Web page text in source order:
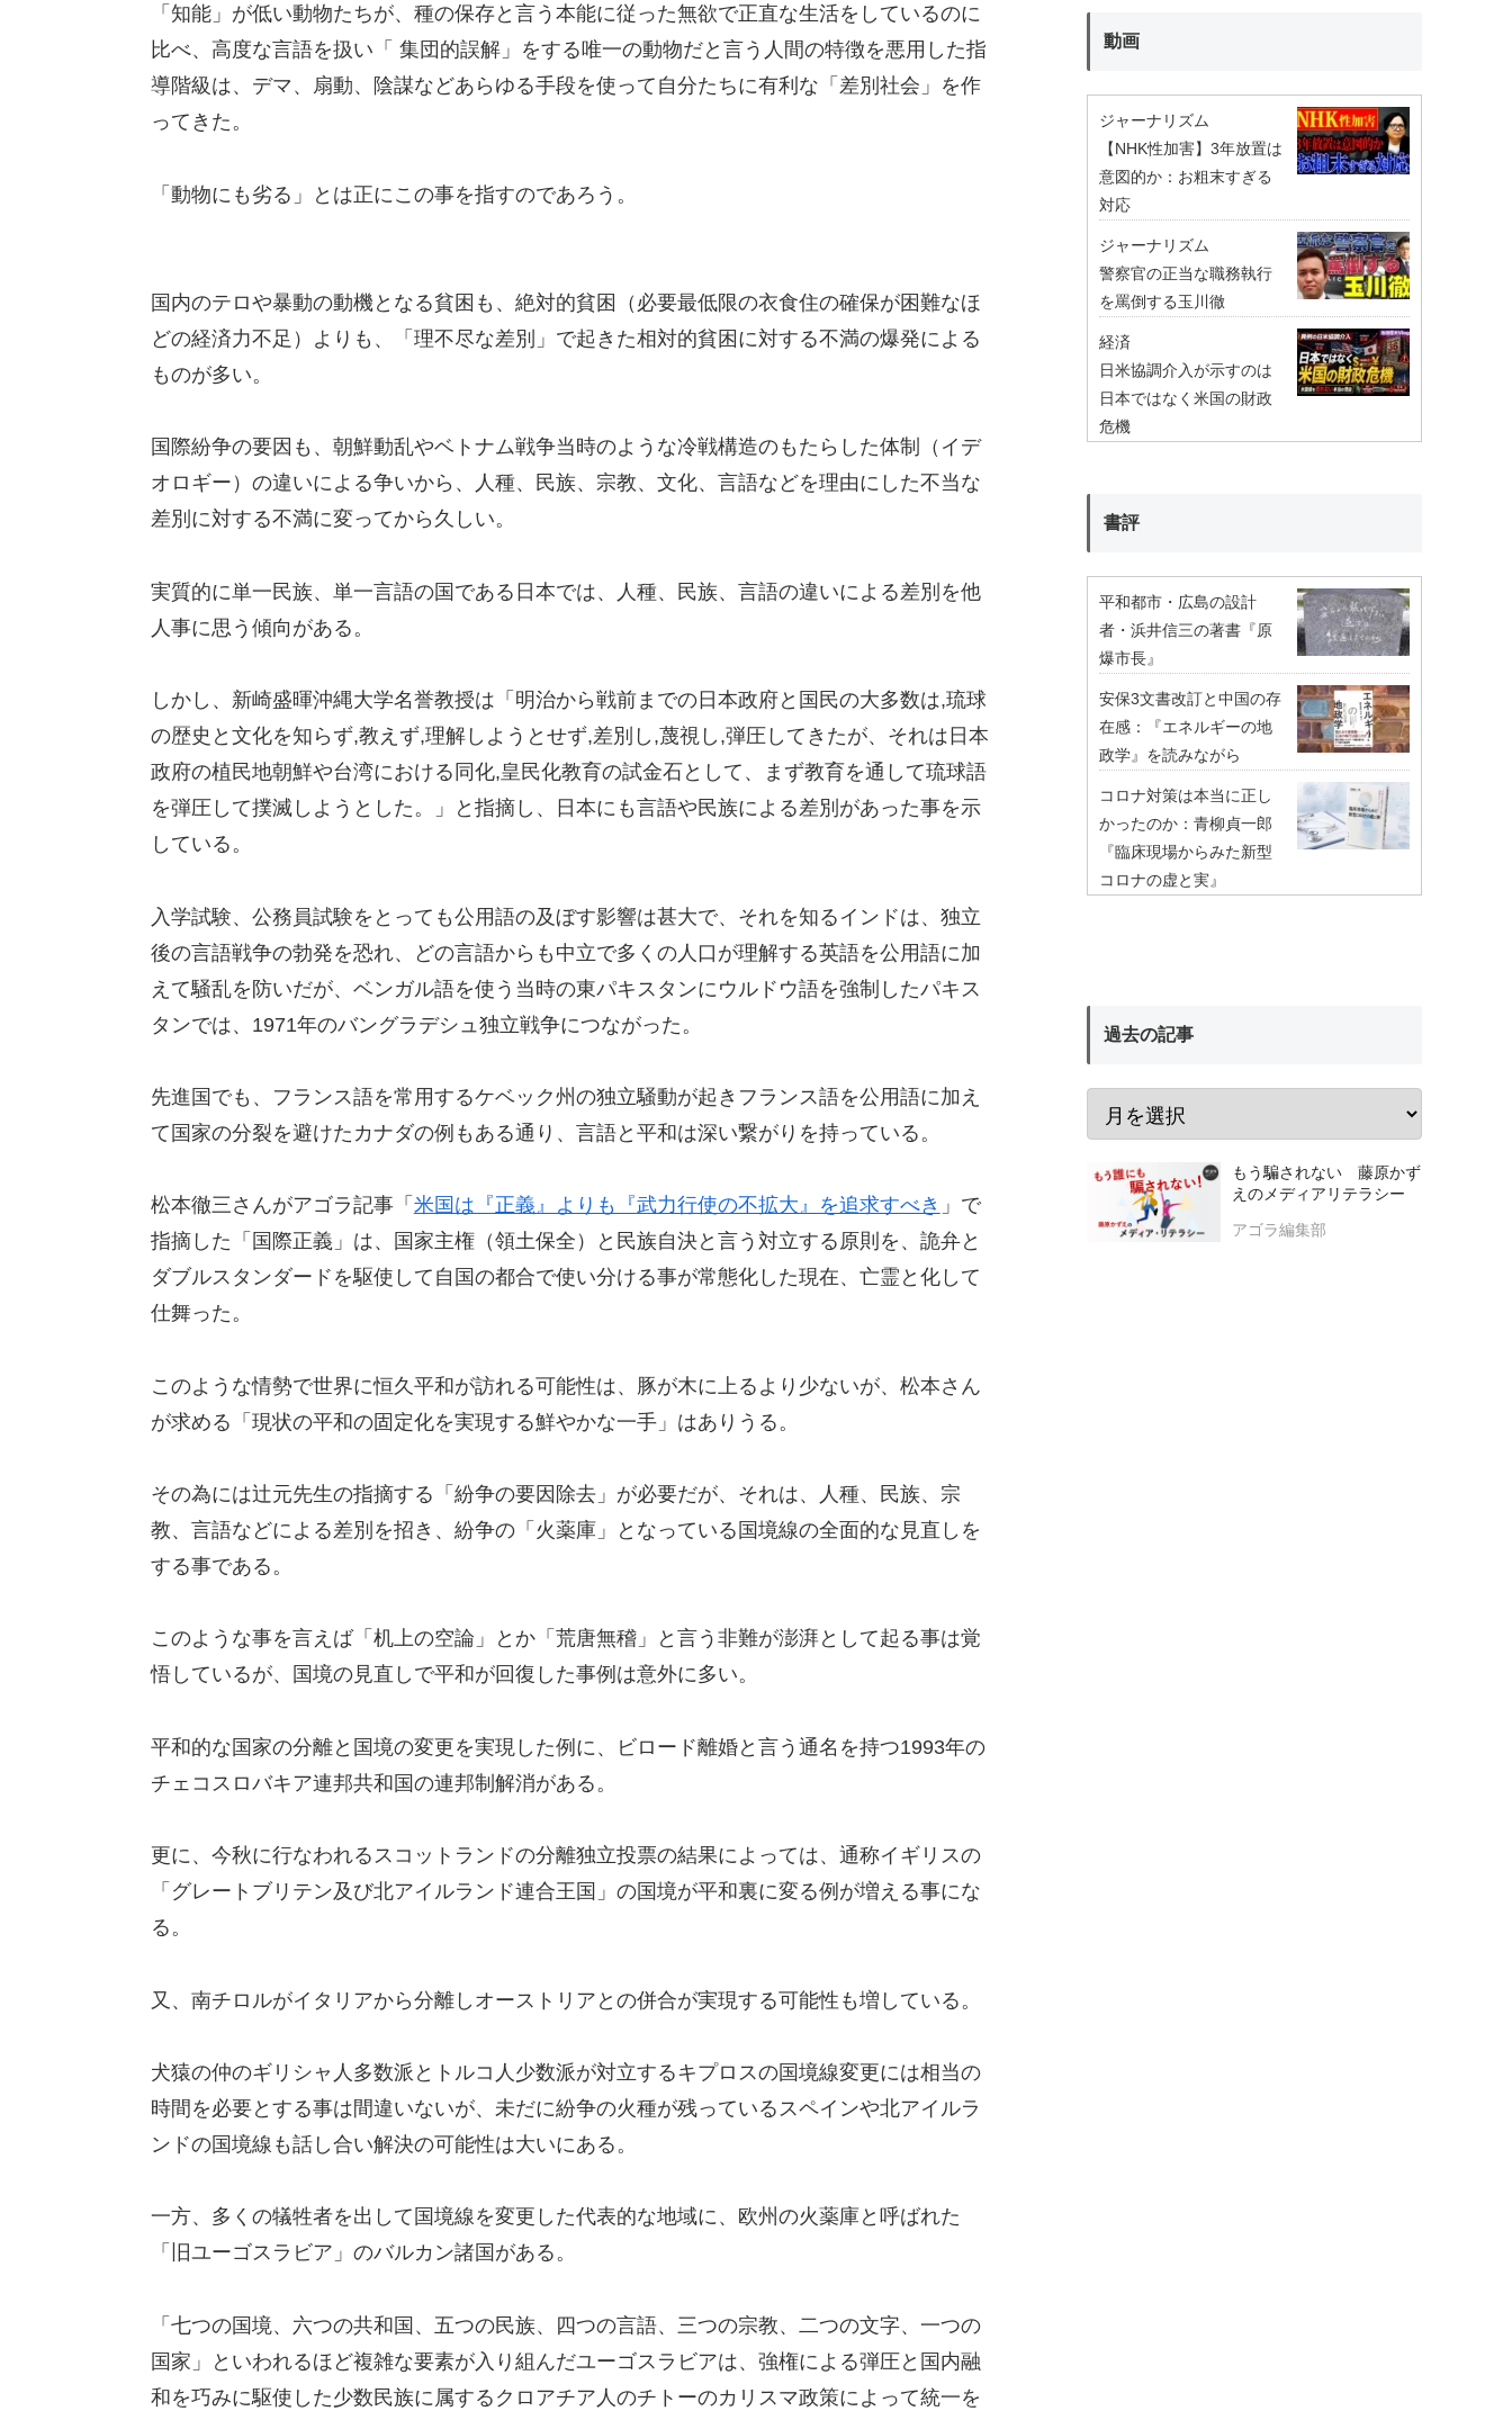
「知能」が低い動物たちが、種の保存と言う本能に従った無欲で正直な生活をしているのに
比べ、高度な言語を扱い「 集団的誤解」をする唯一の動物だと言う人間の特徴を悪用した指
導階級は、デマ、扇動、陰謀などあらゆる手段を使って自分たちに有利な「差別社会」を作
ってきた。
「動物にも劣る」とは正にこの事を指すのであろう。
国内のテロや暴動の動機となる貧困も、絶対的貧困（必要最低限の衣食住の確保が困難なほ
どの経済力不足）よりも、「理不尽な差別」で起きた相対的貧困に対する不満の爆発による
ものが多い。
国際紛争の要因も、朝鮮動乱やベトナム戦争当時のような冷戦構造のもたらした体制（イデ
オロギー）の違いによる争いから、人種、民族、宗教、文化、言語などを理由にした不当な
差別に対する不満に変ってから久しい。
実質的に単一民族、単一言語の国である日本では、人種、民族、言語の違いによる差別を他
人事に思う傾向がある。
しかし、新崎盛暉沖縄大学名誉教授は「明治から戦前までの日本政府と国民の大多数は,琉球
の歴史と文化を知らず,教えず,理解しようとせず,差別し,蔑視し,弾圧してきたが、それは日本
政府の植民地朝鮮や台湾における同化,皇民化教育の試金石として、まず教育を通して琉球語
を弾圧して撲滅しようとした。」と指摘し、日本にも言語や民族による差別があった事を示
している。
入学試験、公務員試験をとっても公用語の及ぼす影響は甚大で、それを知るインドは、独立
後の言語戦争の勃発を恐れ、どの言語からも中立で多くの人口が理解する英語を公用語に加
えて騒乱を防いだが、ベンガル語を使う当時の東パキスタンにウルドウ語を強制したパキス
タンでは、1971年のバングラデシュ独立戦争につながった。
先進国でも、フランス語を常用するケベック州の独立騒動が起きフランス語を公用語に加え
て国家の分裂を避けたカナダの例もある通り、言語と平和は深い繋がりを持っている。
松本徹三さんがアゴラ記事「 米国は『正義』よりも『武力行使の不拡大』を追求すべき 」で
指摘した「国際正義」は、国家主権（領土保全）と民族自決と言う対立する原則を、詭弁と
ダブルスタンダードを駆使して自国の都合で使い分ける事が常態化した現在、亡霊と化して
仕舞った。
このような情勢で世界に恒久平和が訪れる可能性は、豚が木に上るより少ないが、松本さん
が求める「現状の平和の固定化を実現する鮮やかな一手」はありうる。
その為には辻元先生の指摘する「紛争の要因除去」が必要だが、それは、人種、民族、宗
教、言語などによる差別を招き、紛争の「火薬庫」となっている国境線の全面的な見直しを
する事である。
このような事を言えば「机上の空論」とか「荒唐無稽」と言う非難が澎湃として起る事は覚
悟しているが、国境の見直しで平和が回復した事例は意外に多い。
平和的な国家の分離と国境の変更を実現した例に、ビロード離婚と言う通名を持つ1993年の
チェコスロバキア連邦共和国の連邦制解消がある。
更に、今秋に行なわれるスコットランドの分離独立投票の結果によっては、通称イギリスの
「グレートブリテン及び北アイルランド連合王国」の国境が平和裏に変る例が増える事にな
る。
又、南チロルがイタリアから分離しオーストリアとの併合が実現する可能性も増している。
犬猿の仲のギリシャ人多数派とトルコ人少数派が対立するキプロスの国境線変更には相当の
時間を必要とする事は間違いないが、未だに紛争の火種が残っているスペインや北アイルラ
ンドの国境線も話し合い解決の可能性は大いにある。
一方、多くの犠牲者を出して国境線を変更した代表的な地域に、欧州の火薬庫と呼ばれた
「旧ユーゴスラビア」のバルカン諸国がある。
「七つの国境、六つの共和国、五つの民族、四つの言語、三つの宗教、二つの文字、一つの
国家」といわれるほど複雑な要素が入り組んだユーゴスラビアは、強権による弾圧と国内融
和を巧みに駆使した少数民族に属するクロアチア人のチトーのカリスマ政策によって統一を
動画
ジャーナリズム
【NHK性加害】3年放置は
意図的か：お粗末すぎる
対応
ジャーナリズム
警察官の正当な職務執行
を罵倒する玉川徹
経済
日米協調介入が示すのは
日本ではなく米国の財政
危機
書評
平和都市・広島の設計
者・浜井信三の著書『原
爆市長』
安保3文書改訂と中国の存
在感：『エネルギーの地
政学』を読みながら
コロナ対策は本当に正し
かったのか：青柳貞一郎
『臨床現場からみた新型
コロナの虚と実』
過去の記事
もう騙されない 藤原かず
えのメディアリテラシー
アゴラ編集部